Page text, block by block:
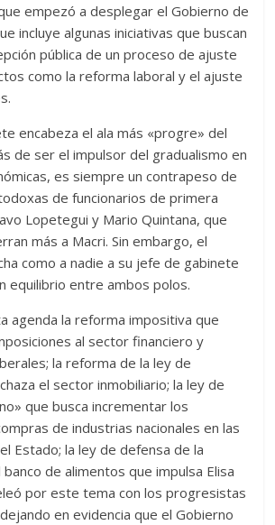
empezó a desplegar el Gobierno de
incluye algunas iniciativas que buscan
pública de un proceso de ajuste
como la reforma laboral y el ajuste
encabeza el ala más «progre» del
de ser el impulsor del gradualismo en
es siempre un contrapeso de
de funcionarios de primera
Lopetegui y Mario Quintana, que
más a Macri. Sin embargo, el
como a nadie a su jefe de gabinete
equilibrio entre ambos polos.
agenda la reforma impositiva que
al sector financiero y
la reforma de la ley de
el sector inmobiliario; la ley de
que busca incrementar los
de industrias nacionales en las
Estado; la ley de defensa de la
de alimentos que impulsa Elisa
por este tema con los progresistas
en evidencia que el Gobierno